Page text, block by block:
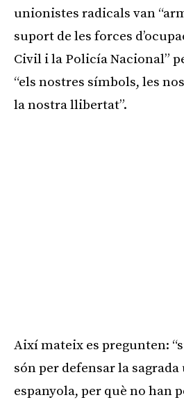
unionistes radicals van
suport de les forces
Civil i la Policía Nacional”
“els nostres símbols, les
la nostra llibertat”.
Així mateix es pregunten:
són per defensar la
espanyola, per què no han